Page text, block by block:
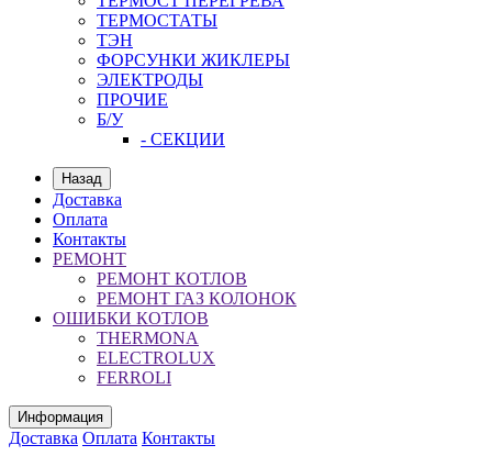
ТЕРМОСТАТЫ
ТЭН
ФОРСУНКИ ЖИКЛЕРЫ
ЭЛЕКТРОДЫ
ПРОЧИЕ
Б/У
- СЕКЦИИ
Назад
Доставка
Оплата
Контакты
РЕМОНТ
РЕМОНТ КОТЛОВ
РЕМОНТ ГАЗ КОЛОНОК
ОШИБКИ КОТЛОВ
THERMONA
ELECTROLUX
FERROLI
Информация
Доставка Оплата Контакты